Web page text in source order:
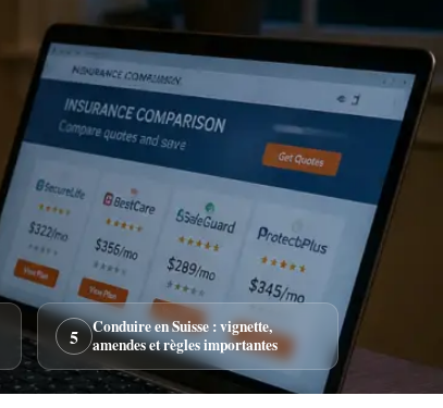
5
Conduire en Suisse : vignette,
amendes et règles importantes